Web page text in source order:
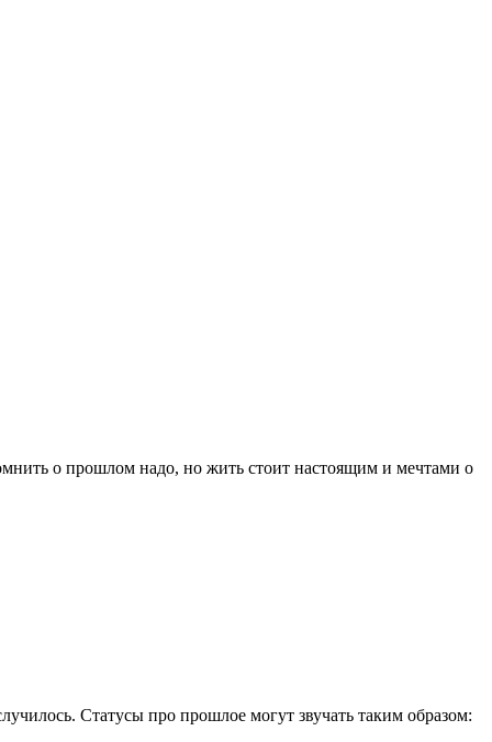
о прошлом надо, но жить стоит настоящим и мечтами о
Статусы про прошлое могут звучать таким образом: